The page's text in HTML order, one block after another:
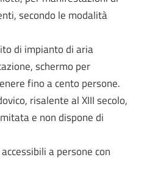
secondo le modalità
di impianto di aria
schermo per
fino a cento persone.
risalente al XIII secolo,
e non dispone di
a persone con